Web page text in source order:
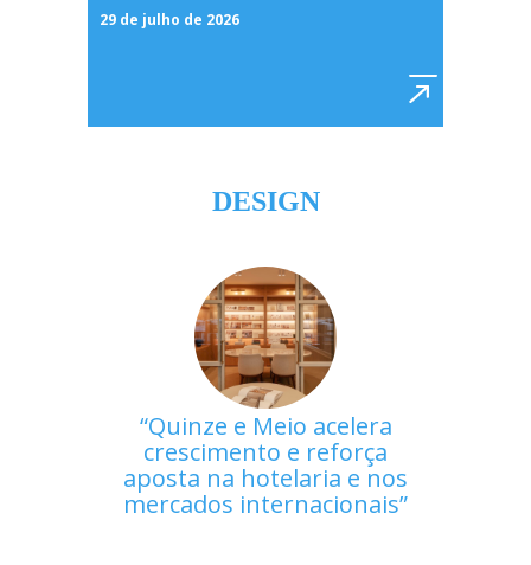
29 de julho de 2026
DESIGN
Quinze e Meio acelera
crescimento e reforça
aposta na hotelaria e nos
mercados internacionais